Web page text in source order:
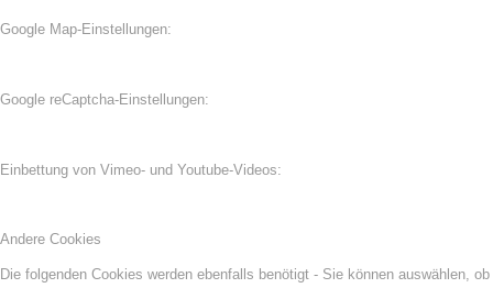
Google Map-Einstellungen:
Google reCaptcha-Einstellungen:
Einbettung von Vimeo- und Youtube-Videos:
Andere Cookies
Die folgenden Cookies werden ebenfalls benötigt - Sie können auswählen, ob